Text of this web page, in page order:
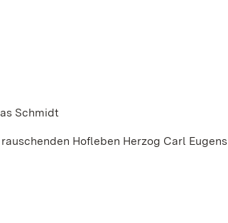
Schmidt
Hofleben Herzog Carl Eugens